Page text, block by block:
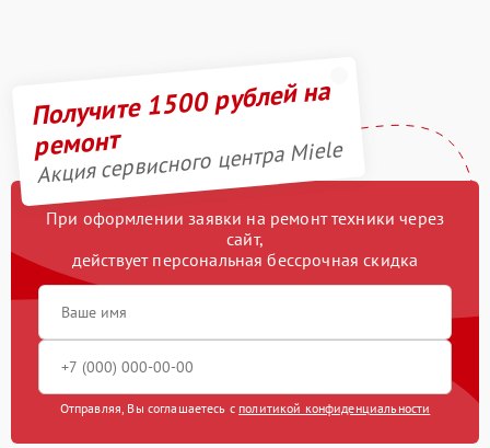
Получите 1500 рублей на
ремонт
Акция сервисного центра Miele
При оформлении заявки на ремонт техники через
сайт,
действует персональная бессрочная скидка
Отправляя, Вы соглашаетесь с политикой конфиденциальности